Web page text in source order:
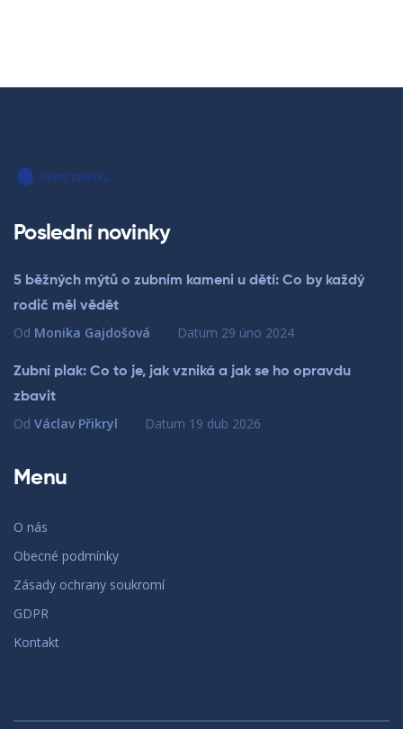
Poslední novinky
5 běžných mýtů o zubním kameni u dětí: Co by každý
rodič měl vědět
Od Monika Gajdošová Datum 29 úno 2024
Zubní plak: Co to je, jak vzniká a jak se ho opravdu
zbavit
Od Václav Přikryl Datum 19 dub 2026
Menu
O nás
Obecné podmínky
Zásady ochrany soukromí
GDPR
Kontakt